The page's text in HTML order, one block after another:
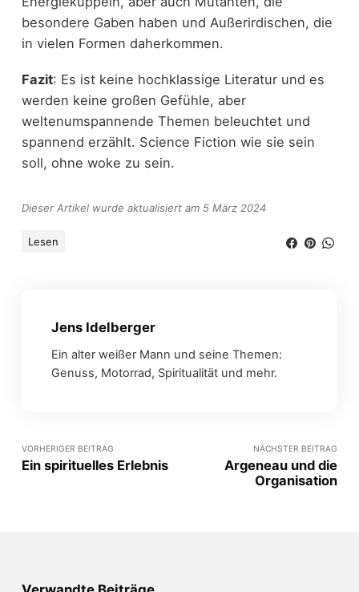
besondere Gaben haben und Außerirdischen, die
in vielen Formen daherkommen.
Fazit: Es ist keine hochklassige Literatur und es
werden keine großen Gefühle, aber
weltenumspannende Themen beleuchtet und
spannend erzählt. Science Fiction wie sie sein
soll, ohne woke zu sein.
Dieser Artikel wurde aktualisiert am 5 März 2024
Lesen
Jens Idelberger
Ein alter weißer Mann und seine Themen:
Genuss, Motorrad, Spiritualität und mehr.
VORHERIGER BEITRAG
Ein spirituelles Erlebnis
NÄCHSTER BEITRAG
Argeneau und die
Organisation